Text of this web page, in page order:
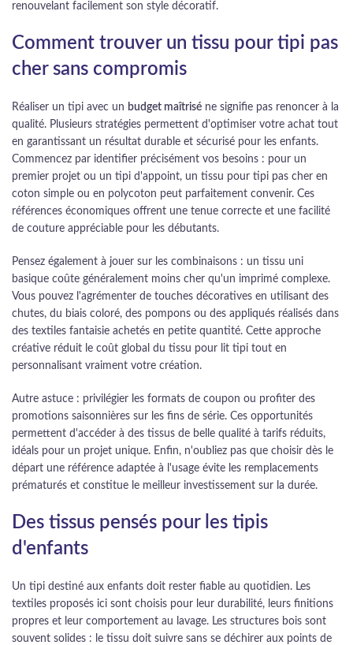
renouvelant facilement son style décoratif.
Comment trouver un tissu pour tipi pas
cher sans compromis
Réaliser un tipi avec un budget maîtrisé ne signifie pas renoncer à la
qualité. Plusieurs stratégies permettent d'optimiser votre achat tout
en garantissant un résultat durable et sécurisé pour les enfants.
Commencez par identifier précisément vos besoins : pour un
premier projet ou un tipi d'appoint, un tissu pour tipi pas cher en
coton simple ou en polycoton peut parfaitement convenir. Ces
références économiques offrent une tenue correcte et une facilité
de couture appréciable pour les débutants.
Pensez également à jouer sur les combinaisons : un tissu uni
basique coûte généralement moins cher qu'un imprimé complexe.
Vous pouvez l'agrémenter de touches décoratives en utilisant des
chutes, du biais coloré, des pompons ou des appliqués réalisés dans
des textiles fantaisie achetés en petite quantité. Cette approche
créative réduit le coût global du tissu pour lit tipi tout en
personnalisant vraiment votre création.
Autre astuce : privilégier les formats de coupon ou profiter des
promotions saisonnières sur les fins de série. Ces opportunités
permettent d'accéder à des tissus de belle qualité à tarifs réduits,
idéals pour un projet unique. Enfin, n'oubliez pas que choisir dès le
départ une référence adaptée à l'usage évite les remplacements
prématurés et constitue le meilleur investissement sur la durée.
Des tissus pensés pour les tipis
d'enfants
Un tipi destiné aux enfants doit rester fiable au quotidien. Les
textiles proposés ici sont choisis pour leur durabilité, leurs finitions
propres et leur comportement au lavage. Les structures bois sont
souvent solides : le tissu doit suivre sans se déchirer aux points de